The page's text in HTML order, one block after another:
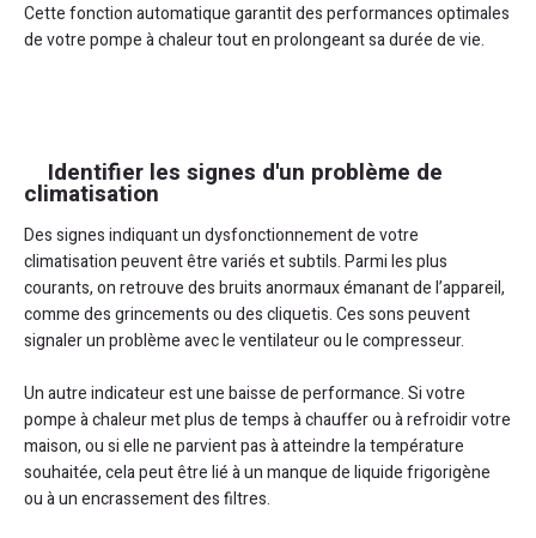
Cette fonction automatique garantit des performances optimales
de votre pompe à chaleur tout en prolongeant sa durée de vie.
Identifier les signes d'un problème de
climatisation
Des signes indiquant un dysfonctionnement de votre
climatisation peuvent être variés et subtils. Parmi les plus
courants, on retrouve des bruits anormaux émanant de l’appareil,
comme des grincements ou des cliquetis. Ces sons peuvent
signaler un problème avec le ventilateur ou le compresseur.
Un autre indicateur est une baisse de performance. Si votre
pompe à chaleur met plus de temps à chauffer ou à refroidir votre
maison, ou si elle ne parvient pas à atteindre la température
souhaitée, cela peut être lié à un manque de liquide frigorigène
ou à un encrassement des filtres.